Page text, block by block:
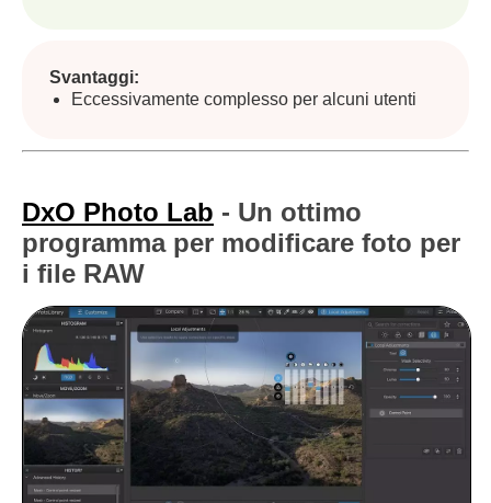
Svantaggi:
Eccessivamente complesso per alcuni utenti
DxO Photo Lab - Un ottimo
programma per modificare foto per
i file RAW